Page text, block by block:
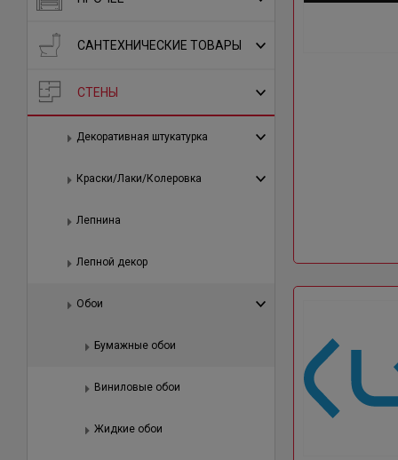
САНТЕХНИЧЕСКИЕ ТОВАРЫ
СТЕНЫ
Декоративная штукатурка
Краски/Лаки/Колеровка
Лепнина
Лепной декор
Обои
Бумажные обои
Виниловые обои
Жидкие обои